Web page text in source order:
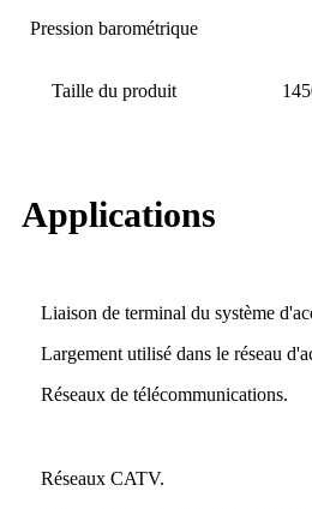
Pression barométrique
Taille du produit
Applications
Liaison de terminal du système
Largement utilisé dans le réseau
Réseaux de télécommunications.
Réseaux CATV.